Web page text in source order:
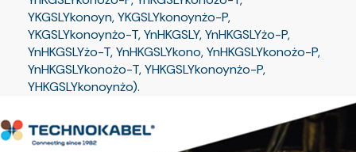
YKGSLYkonoyn, YKGSLYkonoynżo-P,
YKGSLYkonoynżo-T, YnHKGSLY, YnHKGSLYżo-P,
YnHKGSLYżo-T, YnHKGSLYkono, YnHKGSLYkonożo-P,
YnHKGSLYkonożo-T, YHKGSLYkonoynżo-P,
YHKGSLYkonoynżo).